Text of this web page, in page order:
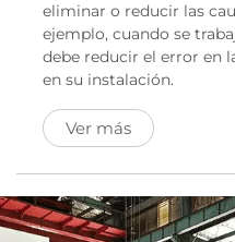
eliminar o reducir las
ejemplo, cuando se
debe reducir el error en
en su instalación.
Ver más